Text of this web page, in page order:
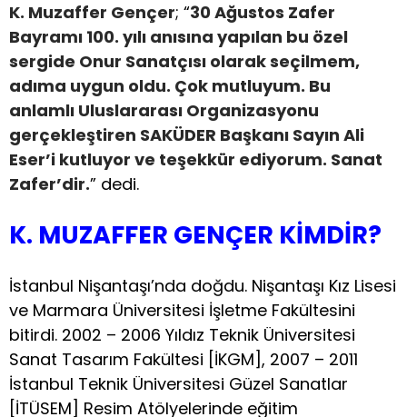
K. Muzaffer Gençer; “30 Ağustos Zafer
Bayramı 100. yılı anısına yapılan bu özel
sergide Onur Sanatçısı olarak seçilmem,
adıma uygun oldu. Çok mutluyum. Bu
anlamlı Uluslararası Organizasyonu
gerçekleştiren SAKÜDER Başkanı Sayın Ali
Eser’i kutluyor ve teşekkür ediyorum. Sanat
Zafer’dir.” dedi.
K. MUZAFFER GENÇER KİMDİR?
İstanbul Nişantaşı’nda doğdu. Nişantaşı Kız Lisesi
ve Marmara Üniversitesi İşletme Fakültesini
bitirdi. 2002 – 2006 Yıldız Teknik Üniversitesi
Sanat Tasarım Fakültesi [İKGM], 2007 – 2011
İstanbul Teknik Üniversitesi Güzel Sanatlar
[İTÜSEM] Resim Atölyelerinde eğitim